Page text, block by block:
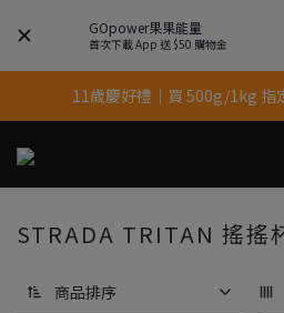
GOpower果果能量
首次下載 App 送 $50 購物金
果果11歲慶｜App 下單
結帳輸入優惠代碼【
11歲慶好禮｜買 500g/1kg 指
果果11歲慶｜App 下單
STRADA TRITAN 搖搖
商品排序